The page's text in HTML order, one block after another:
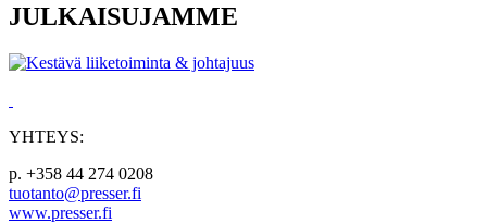
JULKAISUJAMME
YHTEYS:
p. +358 44 274 0208
tuotanto@presser.fi
www.presser.fi